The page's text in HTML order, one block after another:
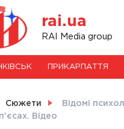
rai.ua
RAI Media group
ПРИКАРПАТТЯ
Сюжети
Відомі
Відео